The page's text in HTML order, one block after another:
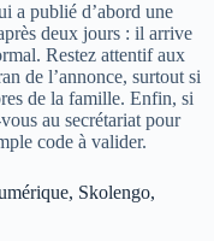
a publié d’abord une
deux jours : il arrive
Restez attentif aux
de l’annonce, surtout si
de la famille. Enfin, si
au secrétariat pour
code à valider.
Skolengo,